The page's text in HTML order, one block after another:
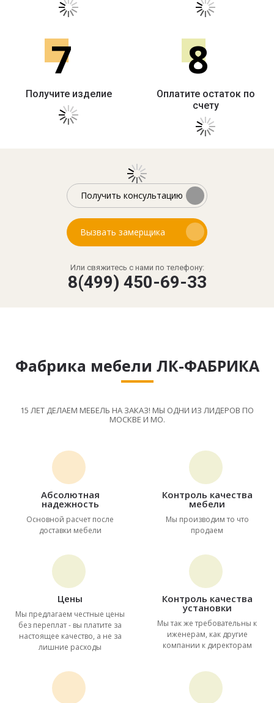
7
Получите изделие
8
Оплатите остаток по
счету
Получить консультацию
Вызвать замерщика
Или свяжитесь с нами по телефону:
8(499) 450-69-33
Фабрика мебели ЛК-ФАБРИКА
15 ЛЕТ ДЕЛАЕМ МЕБЕЛЬ НА ЗАКАЗ! МЫ ОДНИ ИЗ ЛИДЕРОВ ПО
МОСКВЕ И МО.
Абсолютная
надежность
Основной расчет после
доставки мебели
Контроль качества
мебели
Мы производим то что
продаем
Цены
Мы предлагаем честные цены
без переплат - вы платите за
настоящее качество, а не за
лишние расходы
Контроль качества
установки
Мы так же требовательны к
иженерам, как другие
компании к директорам